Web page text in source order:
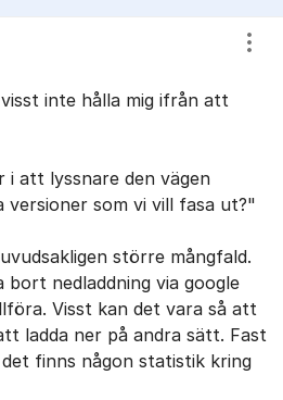
visst inte hålla mig ifrån att
i att lyssnare den vägen
versioner som vi vill fasa ut?"
större mångfald.
nedladdning via google
Visst kan det vara så att
ladda ner på andra sätt. Fast
finns någon statistik kring